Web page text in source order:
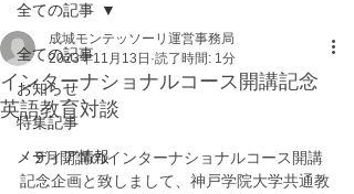
全ての記事
お知らせ
特集記事
メディア情報
全ての記事
インターナショナルコース開講記念
英語教育対談
成城モンテッソーリ運営事務局
2023年11月13日 読了時間: 1分
9月開講のインターナショナルコース開講
記念企画と致しまして、神戸学院大学共通教